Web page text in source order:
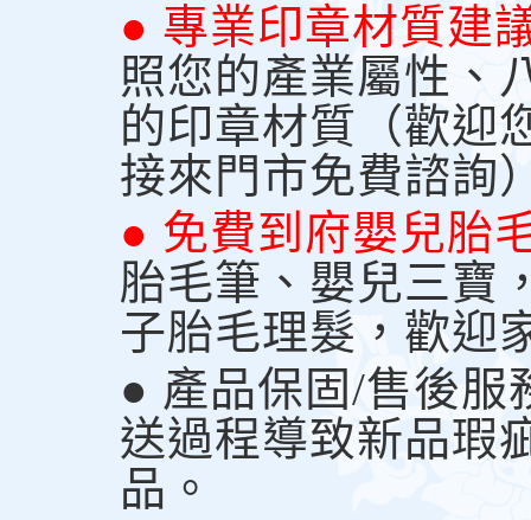
● 專業印章材質建
照您的產業屬性、
的印章材質（歡迎
接來門市免費諮詢
● 免費到府嬰兒胎
胎毛筆、嬰兒三寶
子胎毛理髮，歡迎
● 產品保固/售後服
送過程導致新品瑕
品。